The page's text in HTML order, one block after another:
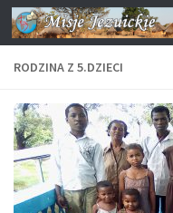
Przejdź do treści
RODZINA Z 5.DZIECI